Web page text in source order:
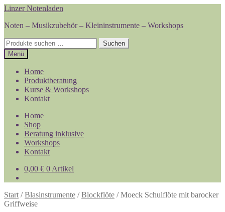
Zur
springen
Zum
springen
Linzer Notenladen
Noten – Musikzubehör – Kleininstrumente – Workshops
Suchen
nach:
Suchen
Menü
Home
Produktberatung
Kurse & Workshops
Kontakt
Home
Shop
Beratung inklusive
Workshops
Kontakt
0,00 € 0 Artikel
Start /Blasinstrumente /Blockflöte /Moeck Schulflöte mit barocker
Griffweise